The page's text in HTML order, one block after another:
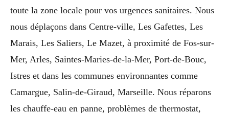
toute la zone locale pour vos urgences sanitaires. Nous
nous déplaçons dans Centre-ville, Les Gafettes, Les
Marais, Les Saliers, Le Mazet, à proximité de Fos-sur-
Mer, Arles, Saintes-Maries-de-la-Mer, Port-de-Bouc,
Istres et dans les communes environnantes comme
Camargue, Salin-de-Giraud, Marseille. Nous réparons
les chauffe-eau en panne, problèmes de thermostat,